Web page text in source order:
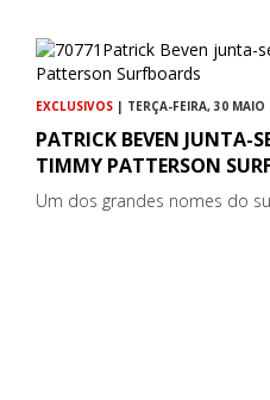
EXCLUSIVOS | TERÇA-FEIRA, 30 MAIO
PATRICK BEVEN JUNTA-
TIMMY PATTERSON
Um dos grandes nomes do